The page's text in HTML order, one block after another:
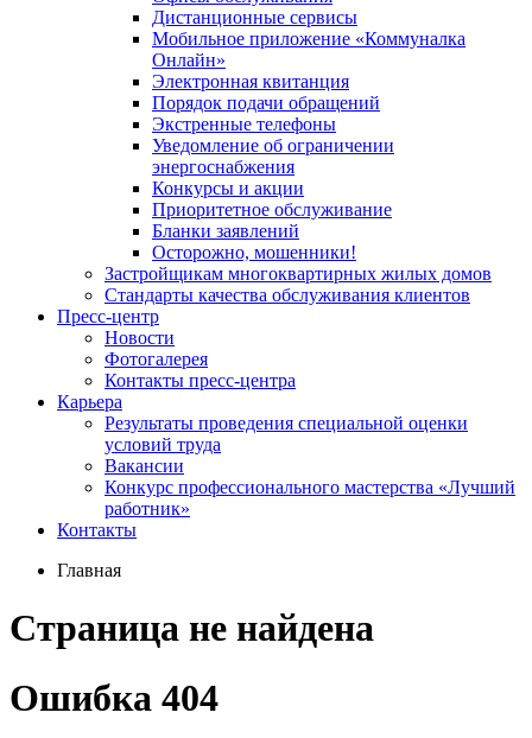
Дистанционные сервисы
Мобильное приложение «Коммуналка
Онлайн»
Электронная квитанция
Порядок подачи обращений
Экстренные телефоны
Уведомление об ограничении
энергоснабжения
Конкурсы и акции
Приоритетное обслуживание
Бланки заявлений
Осторожно, мошенники!
Застройщикам многоквартирных жилых домов
Стандарты качества обслуживания клиентов
Пресс-центр
Новости
Фотогалерея
Контакты пресс-центра
Карьера
Результаты проведения специальной оценки
условий труда
Вакансии
Конкурс профессионального мастерства «Лучший
работник»
Контакты
Главная
Страница не найдена
Ошибка 404